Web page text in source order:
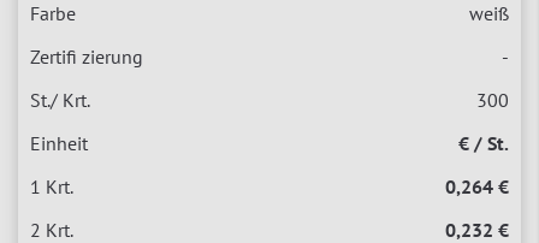
weiß
-
300
€ / St.
0,264 €
0,232 €